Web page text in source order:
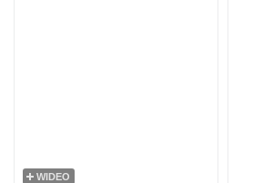
WIDEO